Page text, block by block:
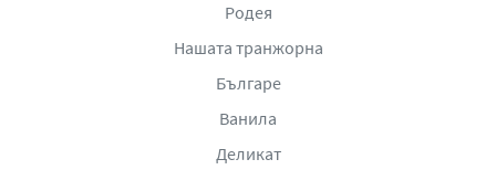
Родея
Нашата транжорна
Българе
Ванила
Деликат